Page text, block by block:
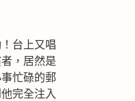
台上又唱
，居然是
忙碌的郵
完全注入